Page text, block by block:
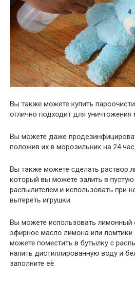
Вы также можете купить
отлично подходит для уничтожения
Вы можете даже
положив их в морозильник на 24
Вы также можете сделать раствор
который вы можете залить в
распылителем и использовать при
вытереть игрушки.
Вы можете использовать лимонный
эфирное масло лимона или
можете поместить в бутылку с
налить дистиллированную воду и
заполните её.